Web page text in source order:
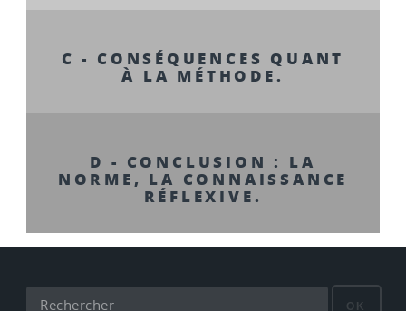
C - CONSÉQUENCES QUANT
À LA MÉTHODE.
D - CONCLUSION : LA
NORME, LA CONNAISSANCE
RÉFLEXIVE.
OK